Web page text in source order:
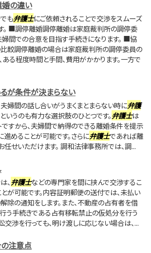
の違い
も弁護士にご依頼されることで交渉をスムーズ
。 ■調停離婚調停離婚は家庭裁判所の調停委
婦間での合意を目指す手続きになります。 ■協
較調停離婚の場合は家庭裁判所の調停委員の
る程度時間と手間、費用がかかります。一方で
が条件が決まらない
婦間の話し合いがうまくまとまらない時に弁護
いうのも有力な選択肢のひとつです。弁護士は
ですから、夫婦間で納得のできる離婚条件を提示
めることが可能です。さらに弁護士であれば離
任せいただけます。 調和法律事務所では、調...
、弁護士などの専門家を間に挟んで交渉するこ
とが可能です。内容証明郵便の送付では、未払い
除の通知をします。また、不動産の占有者を借
う手続きである占有移転禁止の仮処分を行う
交渉を行っても、明け渡しに応じない場合は、...
注意点